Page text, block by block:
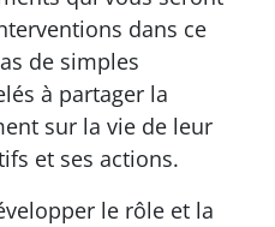
dans ce
de simples
à partager la
sur la vie de leur
et ses actions.
le rôle et la